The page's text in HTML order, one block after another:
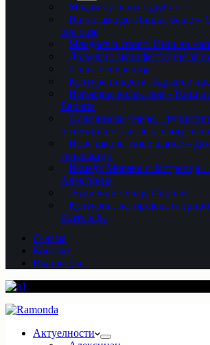
Млади су наша будућност
На ногама до Нишке Бање –
ове оазе
Младост и спорт: Ниш на
Дољевац: манифестације за
Снага генерација
Култура покрета: Здравље
Изградња колектора – Ниш
Европе
Облачинско језеро –
потенцијал који чека своју
Нове школе, нове шансе –
генерације
Између Мораве и Јастрепца
Алексинца
Људи који чувају Сврљиг
Културна, историјска и
Житорађе
О нама
Контакт
Импресум
Актуелности